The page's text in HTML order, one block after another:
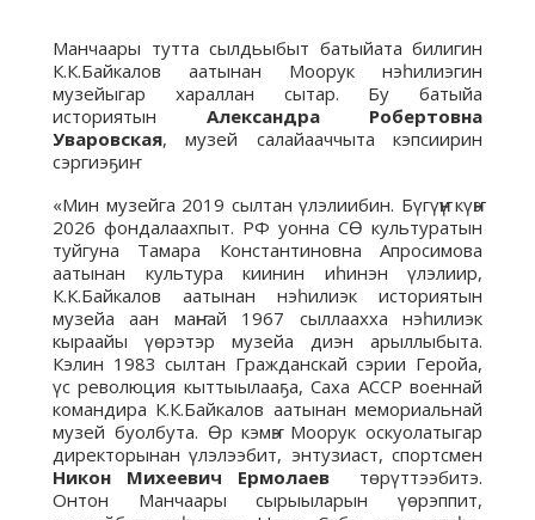
Манчаары тутта сылдьыбыт батыйата билигин
К.К.Байкалов аатынан Моорук нэһилиэгин
музейыгар хараллан сытар. Бу батыйа
историятын Александра Робертовна
Уваровская, музей салайааччыта кэпсиирин
сэргиэҕиҥ:
«Мин музейга 2019 сылтан үлэлиибин. Бүгүҥҥү күҥҥэ
2026 фондалаахпыт. РФ уонна СӨ культуратын
туйгуна Тамара Константиновна Апросимова
аатынан культура киинин иһинэн үлэлиир,
К.К.Байкалов аатынан нэһилиэк историятын
музейа аан маҥнай 1967 сыллаахха нэһилиэк
кыраайы үөрэтэр музейа диэн арыллыбыта.
Кэлин 1983 сылтан Гражданскай сэрии Геройа,
үс революция кыттыылааҕа, Саха АССР военнай
командира К.К.Байкалов аатынан мемориальнай
музей буолбута. Өр кэмҥэ Моорук оскуолатыгар
директорынан үлэлээбит, энтузиаст, спортсмен
Никон Михеевич Ермолаев
төрүттээбитэ.
Онтон Манчаары сырыыларын үөрэппит,